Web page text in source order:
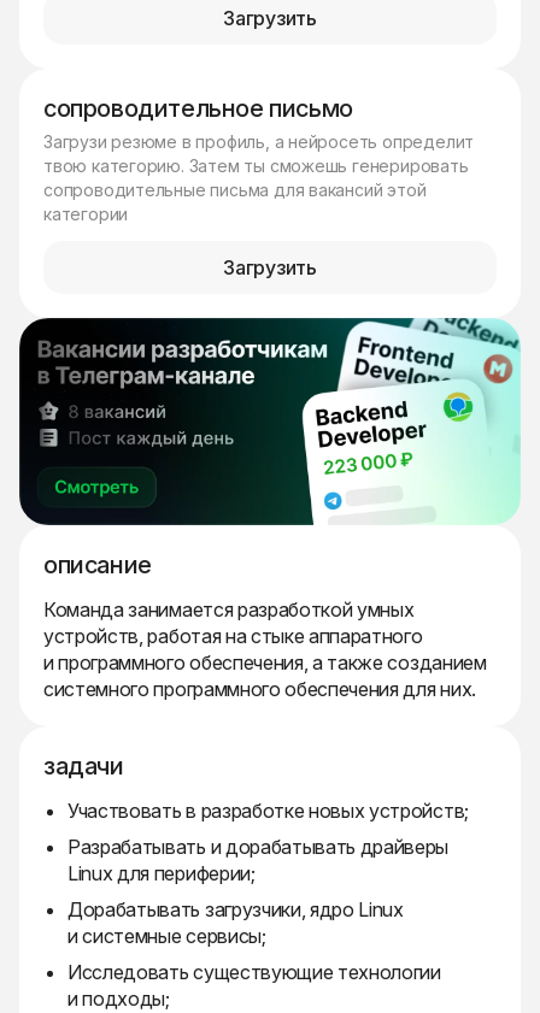
Загрузить
сопроводительное письмо
Загрузи резюме в профиль, а нейросеть определит
твою категорию. Затем ты сможешь генерировать
сопроводительные письма для вакансий этой
категории
Загрузить
описание
Команда занимается разработкой умных
устройств, работая на стыке аппаратного
и программного обеспечения, а также созданием
системного программного обеспечения для них.
задачи
Участвовать в разработке новых устройств;
Разрабатывать и дорабатывать драйверы
Linux для периферии;
Дорабатывать загрузчики, ядро Linux
и системные сервисы;
Исследовать существующие технологии
и подходы;